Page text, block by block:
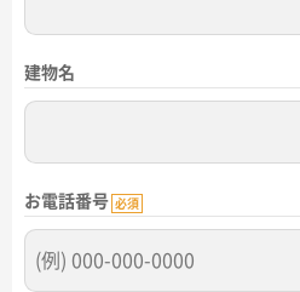
建物名
お電話番号 必須